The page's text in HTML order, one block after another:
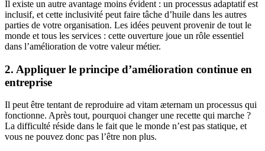
Il existe un autre avantage moins évident : un processus adaptatif est
inclusif, et cette inclusivité peut faire tâche d’huile dans les autres
parties de votre organisation. Les idées peuvent provenir de tout le
monde et tous les services : cette ouverture joue un rôle essentiel
dans l’amélioration de votre valeur métier.
2. Appliquer le principe d’amélioration continue en
entreprise
Il peut être tentant de reproduire ad vitam æternam un processus qui
fonctionne. Après tout, pourquoi changer une recette qui marche ?
La difficulté réside dans le fait que le monde n’est pas statique, et
vous ne pouvez donc pas l’être non plus.